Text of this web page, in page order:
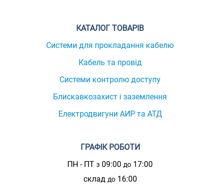
КАТАЛОГ ТОВАРІВ
Системи для прокладання кабелю
Кабель та провід
Системи контролю доступу
Блискавкозахист і заземлення
Електродвигуни АИР та АТД
ГРАФІК РОБОТИ
ПН - ПТ з 09:00 до 17:00
склад до16:00